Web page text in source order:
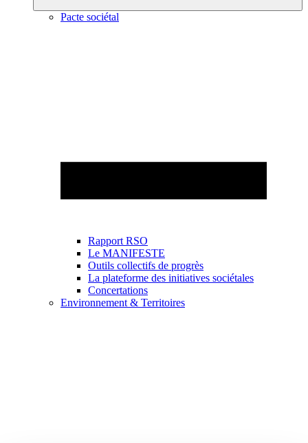
Pacte sociétal
Rapport RSO
Le MANIFESTE
Outils collectifs de progrès
La plateforme des initiatives sociétales
Concertations
Environnement & Territoires